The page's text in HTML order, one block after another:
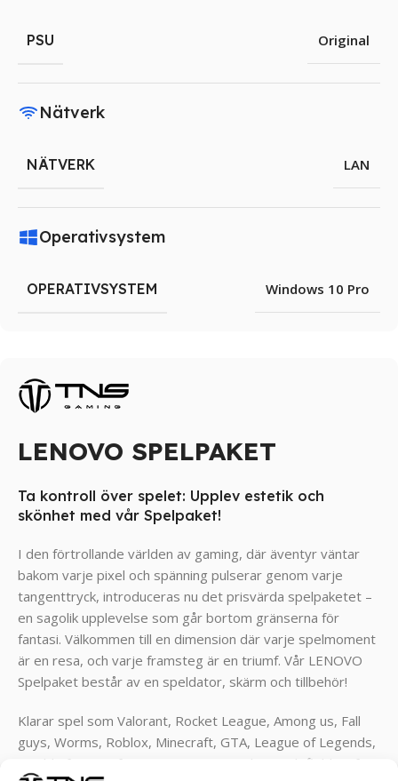
LENOVO SPELPAKET
Ta kontroll över spelet: Upplev estetik och
skönhet med vår Spelpaket!
I den förtrollande världen av gaming, där äventyr väntar
bakom varje pixel och spänning pulserar genom varje
tangenttryck, introduceras nu det prisvärda spelpaketet –
en sagolik upplevelse som går bortom gränserna för
fantasi. Välkommen till en dimension där varje spelmoment
är en resa, och varje framsteg är en triumf. Vår LENOVO
Spelpaket består av en speldator, skärm och tillbehör!
Klarar spel som Valorant, Rocket League, Among us, Fall
guys, Worms, Roblox, Minecraft, GTA, League of Legends,
World of Warcraft, Fortnite, Overwatch , Battlefield, Left 4
PSU Original
Nätverk
NÄTVERK LAN
Operativsystem
OPERATIVSYSTEM Windows 10 Pro